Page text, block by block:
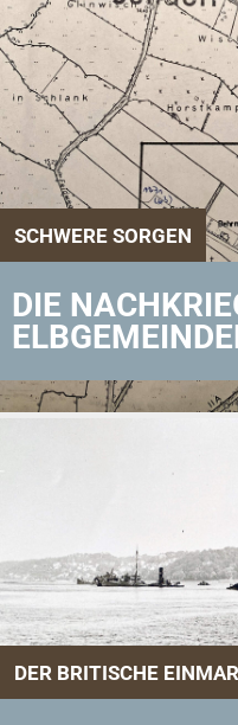
SCHWERE SORGEN
DIE
DER BRITISCHE